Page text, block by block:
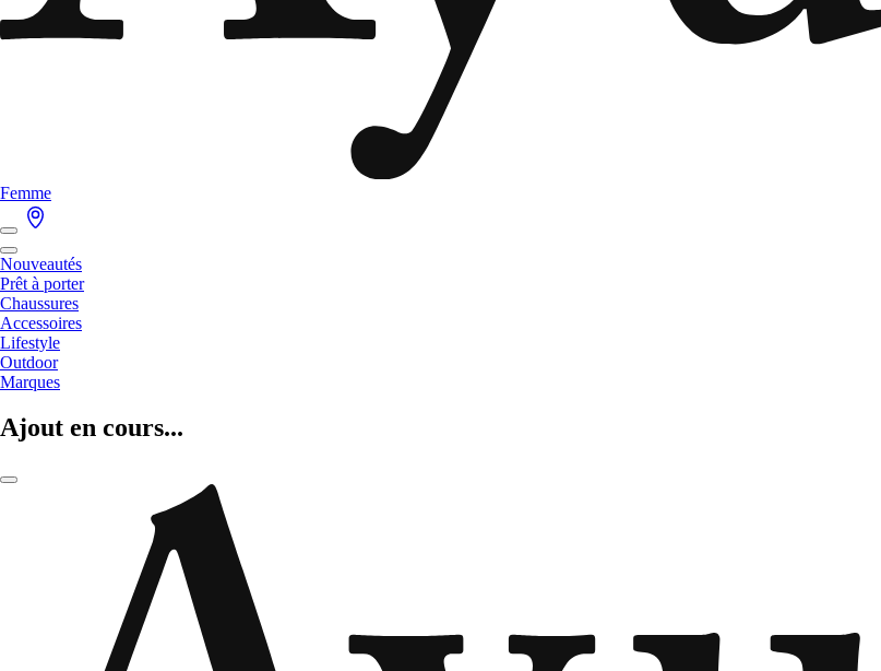
Femme
Nouveautés
Prêt à porter
Chaussures
Accessoires
Lifestyle
Outdoor
Marques
Ajout en cours...